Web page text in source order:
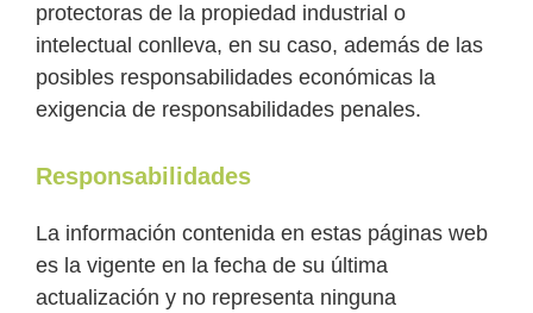
protectoras de la propiedad industrial o
intelectual conlleva, en su caso, además de las
posibles responsabilidades económicas la
exigencia de responsabilidades penales.
Responsabilidades
La información contenida en estas páginas web
es la vigente en la fecha de su última
actualización y no representa ninguna